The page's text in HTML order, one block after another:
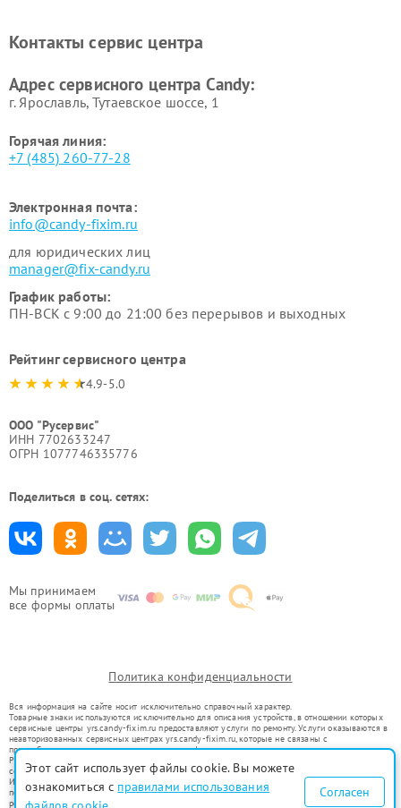
Мы принимаем
все формы оплаты
Контакты сервис центра
Адрес сервисного центра Candy:
г. Ярославль, Тутаевское шоссе, 1
Горячая линия:
+7 (485) 260-77-28
Электронная почта:
info@candy-fixim.ru
для юридических лиц
manager@fix-candy.ru
График работы:
ПН-ВСК с 9:00 до 21:00 без перерывов и выходных
Рейтинг сервисного центра
4.9-5.0
ООО "Русервис"
ИНН 7702633247
ОГРН 1077746335776
Поделиться в соц. сетях:
Политика конфиденциальности
Вся информация на сайте носит исключительно справочный характер.
Товарные знаки используются исключительно для описания устройств, в отношении которых
сервисные центры yrs.candy-fixim.ru предоставляют услуги по ремонту. Услуги оказываются в
неавторизованных сервисных центрах yrs.candy-fixim.ru, которые не связаны с
правообладателями товарных знаков или их официальными представителями.
Ремонт осуществляется для устройств, уже введенных в гражданский оборот в соответствии
со статьей 1487 ГК РФ.
Использование товарных знаков не преследует цели индивидуализации услуг или введения
потребителей в заблуждение, а служит для информирования о предоставляемых услугах по
ремонту техники указанных брендов.
Этот сайт использует файлы cookie. Вы можете
ознакомиться с правилами использования
Согласен